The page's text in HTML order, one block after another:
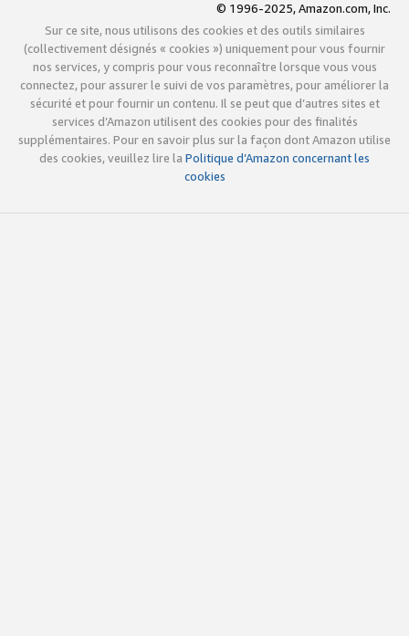
© 1996-2025, Amazon.com, Inc.
Sur ce site, nous utilisons des cookies et des outils similaires
(collectivement désignés « cookies ») uniquement pour vous fournir
nos services, y compris pour vous reconnaître lorsque vous vous
connectez, pour assurer le suivi de vos paramètres, pour améliorer la
sécurité et pour fournir un contenu. Il se peut que d’autres sites et
services d’Amazon utilisent des cookies pour des finalités
supplémentaires. Pour en savoir plus sur la façon dont Amazon utilise
des cookies, veuillez lire la Politique d’Amazon concernant les
cookies